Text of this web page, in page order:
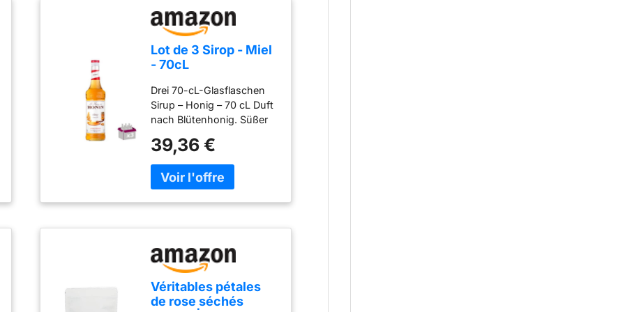
Lot de 3 Sirop - Miel
- 70cL
Drei 70-cL-Glasflaschen
Sirup – Honig – 70 cL Duft
nach Blütenhonig. Süßer
von Honigbonbons, der
Ihren Getränken einen
intensiveren süßen
Geschmack verleiht.
Zutaten: Zucker, Wasser,
Zitronensäure, natürliches
Aroma, Farbstoff: E150a.
Nährwertangaben für 100
ml: Energie (kJ/kcal):
1368/327, Fett (g): 0,
39,36 €
Véritables pétales
de rose séchés